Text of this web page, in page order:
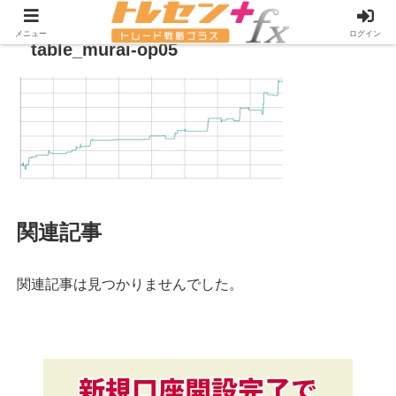
table_murai-op05
関連記事
関連記事は見つかりませんでした。
メニュー ログイン